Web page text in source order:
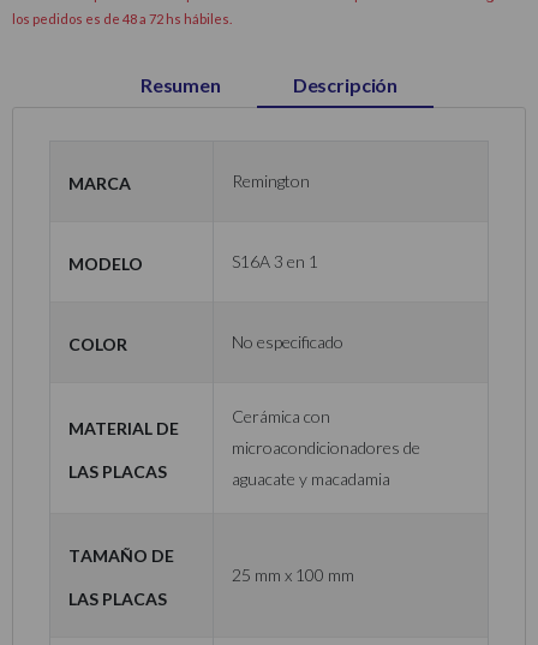
los pedidos es de 48 a 72 hs hábiles.
Resumen Descripción
Marca Remington
Modelo S16A 3 en 1
Color No especificado
Material de
las Placas
Cerámica con
microacondicionadores de
aguacate y macadamia
Tamaño de
las Placas
25 mm x 100 mm